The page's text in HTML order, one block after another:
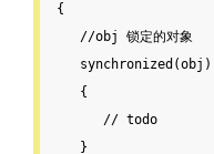
{
//obj 锁定的对象
synchronized (obj)
// todo